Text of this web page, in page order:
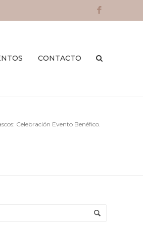
CONTACTO
Celebración Evento Benéfico.